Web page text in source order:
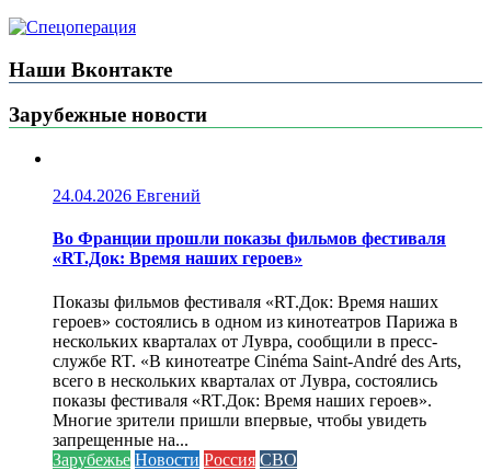
Наши Вконтакте
Зарубежные новости
24.04.2026 Евгений
Во Франции прошли показы фильмов фестиваля
«RT.Док: Время наших героев»
Показы фильмов фестиваля «RT.Док: Время наших
героев» состоялись в одном из кинотеатров Парижа в
нескольких кварталах от Лувра, сообщили в пресс-
службе RT. «В кинотеатре Cinéma Saint-André des Arts,
всего в нескольких кварталах от Лувра, состоялись
показы фестиваля «RT.Док: Время наших героев».
Многие зрители пришли впервые, чтобы увидеть
запрещенные на...
Зарубежье Новости Россия СВО